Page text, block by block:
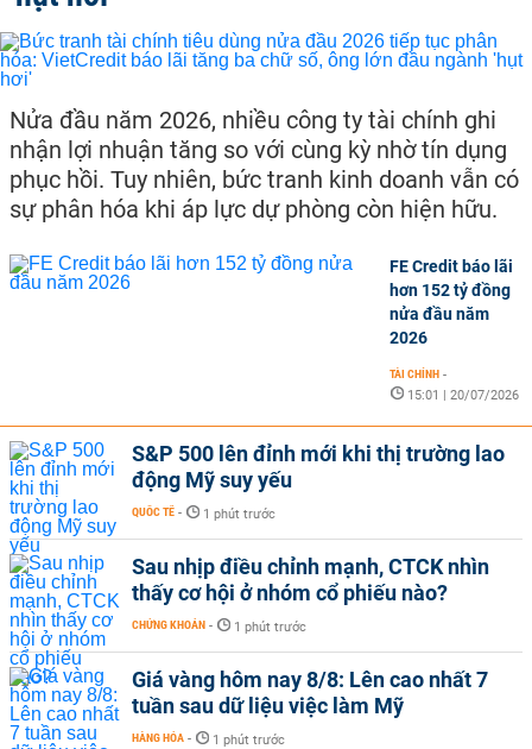
Nửa đầu năm 2026, nhiều công ty tài chính ghi
nhận lợi nhuận tăng so với cùng kỳ nhờ tín dụng
phục hồi. Tuy nhiên, bức tranh kinh doanh vẫn có
sự phân hóa khi áp lực dự phòng còn hiện hữu.
FE Credit báo lãi
hơn 152 tỷ đồng
nửa đầu năm
2026
TÀI CHÍNH -
15:01 | 20/07/2026
S&P 500 lên đỉnh mới khi thị trường lao
động Mỹ suy yếu
QUỐC TẾ - 1 phút trước
Sau nhịp điều chỉnh mạnh, CTCK nhìn
thấy cơ hội ở nhóm cổ phiếu nào?
CHỨNG KHOÁN - 1 phút trước
Giá vàng hôm nay 8/8: Lên cao nhất 7
tuần sau dữ liệu việc làm Mỹ
HÀNG HÓA - 1 phút trước